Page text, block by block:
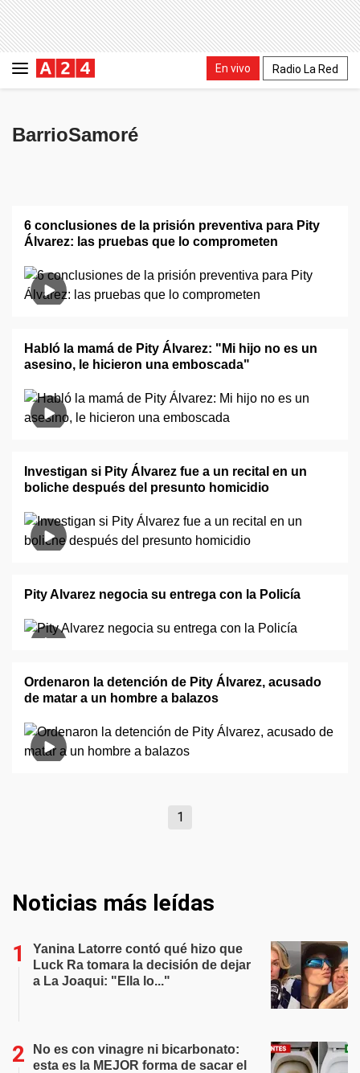
En vivo Radio La Red
BarrioSamoré
6 conclusiones de la prisión preventiva para Pity
Álvarez: las pruebas que lo comprometen
Habló la mamá de Pity Álvarez: "Mi hijo no es un
asesino, le hicieron una emboscada"
Investigan si Pity Álvarez fue a un recital en un
boliche después del presunto homicidio
Pity Alvarez negocia su entrega con la Policía
Ordenaron la detención de Pity Álvarez, acusado
de matar a un hombre a balazos
1
Noticias más leídas
Yanina Latorre contó qué hizo que
Luck Ra tomara la decisión de dejar
a La Joaqui: "Ella lo..."
No es con vinagre ni bicarbonato:
esta es la MEJOR forma de sacar el